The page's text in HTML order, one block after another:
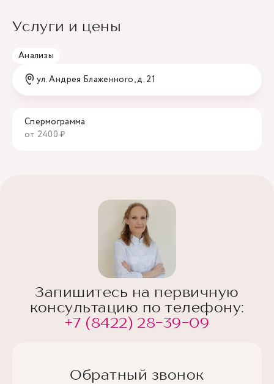
Услуги и цены
Анализы
ул. Андрея Блаженного, д. 21
Спермограмма
от 2400 ₽
Запишитесь на первичную
консультацию по телефону:
+7 (8422) 28-39-09
Обратный звонок